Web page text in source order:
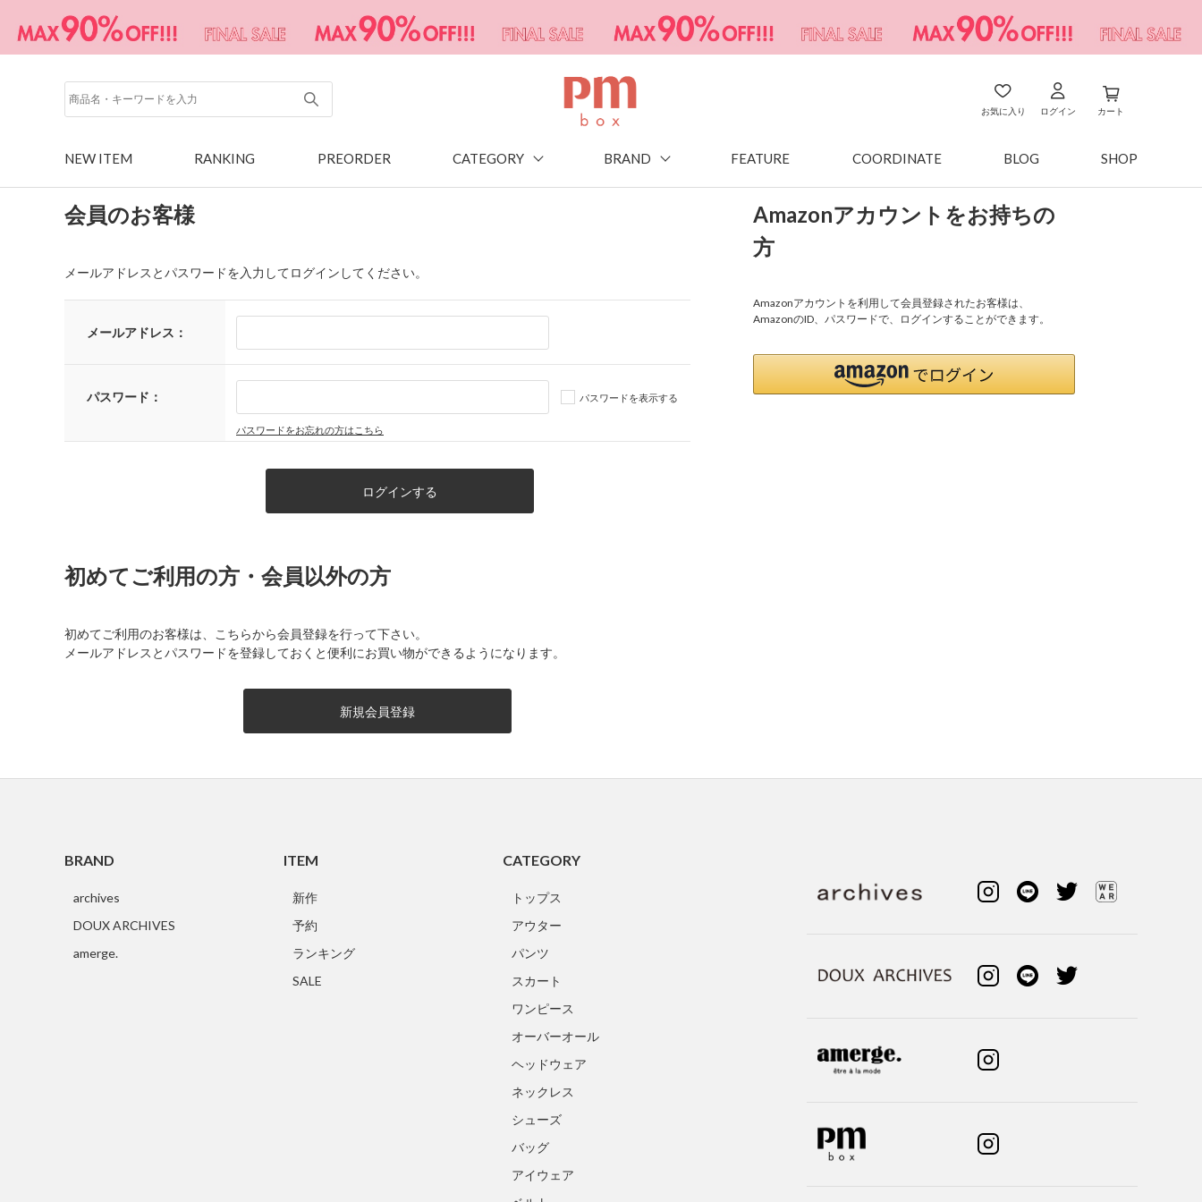
お気に入り ログイン カート
NEW ITEM RANKING PREORDER CATEGORY BRAND FEATURE COORDINATE BLOG SHOP
会員のお客様
メールアドレスとパスワードを入力してログインしてください。
メールアドレス：
パスワード： パスワードを表示する
パスワードをお忘れの方はこちら
Amazonアカウントをお持ちの
方
Amazonアカウントを利用して会員登録されたお客様は、
AmazonのID、パスワードで、ログインすることができます。
初めてご利用の方・会員以外の方
初めてご利用のお客様は、こちらから会員登録を行って下さい。
メールアドレスとパスワードを登録しておくと便利にお買い物ができるようになります。
BRAND
archives
DOUX ARCHIVES
amerge.
ITEM
新作
予約
ランキング
SALE
CATEGORY
トップス
アウター
パンツ
スカート
ワンピース
オーバーオール
ヘッドウェア
ネックレス
シューズ
バッグ
アイウェア